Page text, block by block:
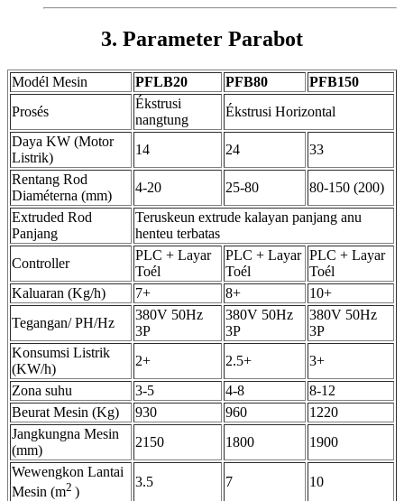
3. Parameter Parabot
Modél Mesin PFLB20 PFB80
PFB150
Prosés
Ékstrusi
nangtung
Ékstrusi Horizontal
Daya KW (Motor
Listrik)
14 24
33
Rentang Rod
Diaméterna (mm)
4-20 25-80
80-150 (200)
Extruded Rod
Panjang
Teruskeun extrude kalayan panjang anu
henteu terbatas
Controller
PLC + Layar
Toél
PLC + Layar
Toél
PLC + Layar
Toél
Kaluaran (Kg/h)
7+ 8+
10+
Tegangan/ PH/Hz
380V 50Hz
3P
380V 50Hz
3P
380V 50Hz
3P
Konsumsi Listrik
(KW/h)
2+ 2.5+
3+
Zona suhu
3-5 4-8
8-12
Beurat Mesin (Kg)
930 960
1220
Jangkungna Mesin
(mm)
2150 1800
1900
Wewengkon Lantai
Mesin (m2 )
3.5 7 10